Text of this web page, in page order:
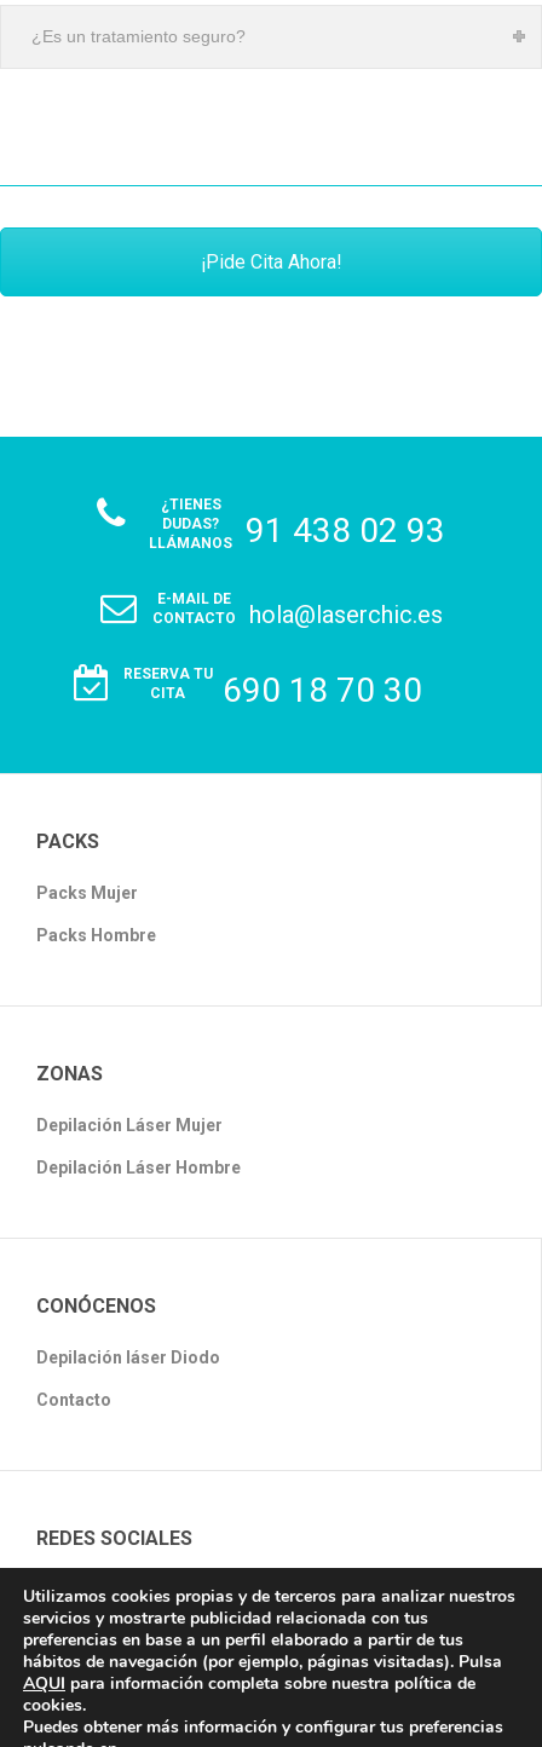
¿Es un tratamiento seguro?
¡Pide Cita Ahora!
¿TIENES
DUDAS?
LLÁMANOS
91 438 02 93
E-MAIL DE
CONTACTO
hola@laserchic.es
RESERVA TU
CITA
690 18 70 30
PACKS
Packs Mujer
Packs Hombre
ZONAS
Depilación Láser Mujer
Depilación Láser Hombre
CONÓCENOS
Depilación láser Diodo
Contacto
REDES SOCIALES
Copyright © 2018, Láser Chic. Depilación láser Diodo, Todos los
derechos Reservados.
Aviso legal Política de Privacidad
Política
Utilizamos cookies propias y de terceros para analizar nuestros
servicios y mostrarte publicidad relacionada con tus
preferencias en base a un perfil elaborado a partir de tus
hábitos de navegación (por ejemplo, páginas visitadas). Pulsa
AQUI para información completa sobre nuestra política de
cookies.
Puedes obtener más información y configurar tus preferencias